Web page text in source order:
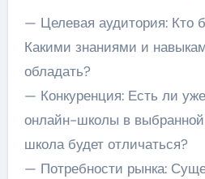
— Целевая аудитория: Кто
Какими знаниями и
обладать?
— Конкуренция: Есть ли
онлайн-школы в
школа будет отличаться?
— Потребности рынка: